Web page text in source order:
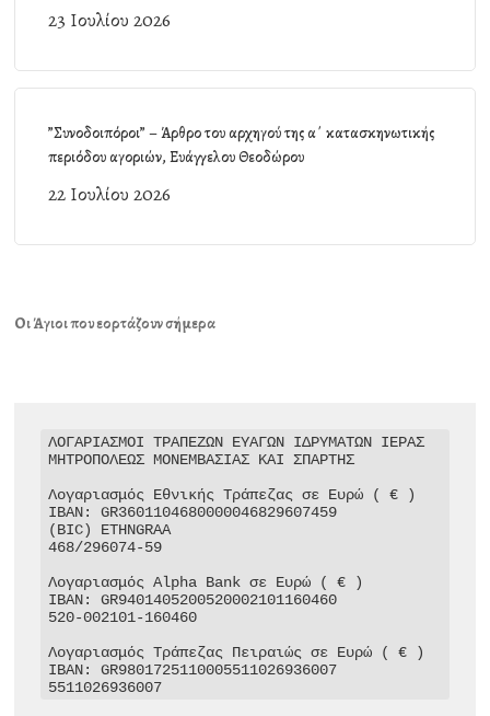
23 Ιουλίου 2026
”Συνοδοιπόροι” – Άρθρο του αρχηγού της α΄ κατασκηνωτικής
περιόδου αγοριών, Ευάγγελου Θεοδώρου
22 Ιουλίου 2026
Οι Άγιοι που εορτάζουν σήμερα
ΛΟΓΑΡΙΑΣΜΟΙ ΤΡΑΠΕΖΩΝ ΕΥΑΓΩΝ ΙΔΡΥΜΑΤΩΝ ΙΕΡΑΣ
ΜΗΤΡΟΠΟΛΕΩΣ ΜΟΝΕΜΒΑΣΙΑΣ ΚΑΙ ΣΠΑΡΤΗΣ
Λογαριασμός Εθνικής Τράπεζας σε Ευρώ ( € )
IBAN: GR3601104680000046829607459
(BIC) ETHNGRAA
468/296074-59
Λογαριασμός Alpha Bank σε Ευρώ ( € )
IBAN: GR9401405200520002101160460
520-002101-160460
Λογαριασμός Τράπεζας Πειραιώς σε Ευρώ ( € )
IBAN: GR9801725110005511026936007
5511026936007